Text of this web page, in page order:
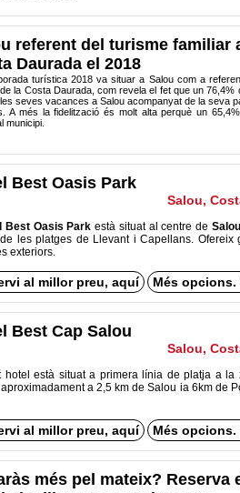
referent del turisme familiar
Daurada el 2018
turística 2018 va situar a Salou com a
la Costa Daurada, com revela el fet que un 76,4%
seves vacances a Salou acompanyat de la seva
A més la fidelització és molt alta perquè un
municipi.
Best Oasis Park
Salou,
Best Oasis Park està situat al centre de Salou
les platges de Llevant i Capellans. Ofereix
al millor preu, aquí Més opcions.
Best Cap Salou
Salou,
hotel està situat a primera línia de platja a la
a 2,5 km de Salou ia 6km de
al millor preu, aquí Més opcions.
més pel mateix? Reserva